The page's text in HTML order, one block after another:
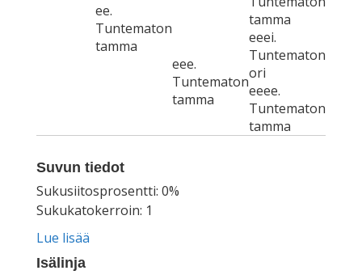
ee.
Tuntematon
tamma
tamma
eee.
Tuntematon
tamma
eeei.
Tuntematon
ori
eeee.
Tuntematon
tamma
Suvun tiedot
Sukusiitosprosentti: 0%
Sukukatokerroin: 1
Lue lisää
Isälinja